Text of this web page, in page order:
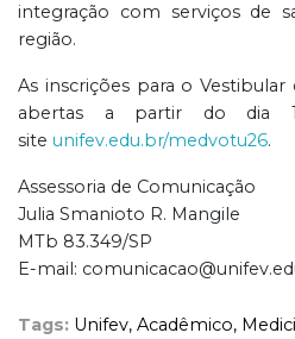
integração com serviços de
região.
As inscrições para o Vestibular
abertas a partir do dia
site unifev.edu.br/medvotu26.
Assessoria de Comunicação
Julia Smanioto R. Mangile
MTb 83.349/SP
E-mail:
Tags: Unifev, Acadêmico,